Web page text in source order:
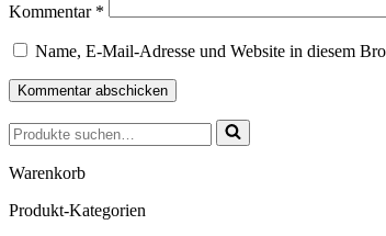
Kommentar *
Name, E-Mail-Adresse und Website in diesem
Suchen
nach …
Warenkorb
Produkt-Kategorien